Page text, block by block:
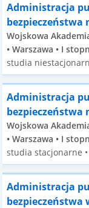
Administracja
bezpieczeństwa
Wojskowa
• Warszawa • I
studia
Administracja
bezpieczeństwa
Wojskowa
• Warszawa • I
studia stacjonarne
Administracja
bezpieczeństwa